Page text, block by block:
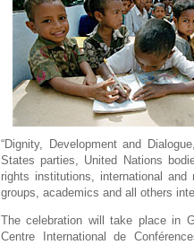
“Dignity, Development and
States parties, United Nations
rights institutions, international and
groups, academics and all others
The celebration will take place in
Centre International de